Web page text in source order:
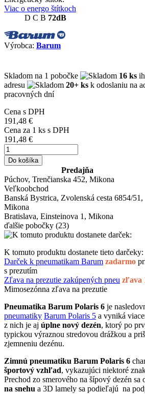
Viac o energo štítkoch
D C B 72dB
Výrobca: Barum
Skladom na 1 pobočke 16 ks
adresu
20+ ks k odoslaniu na
pracovných dní
Cena s DPH
191,48 €
Cena za 1 ks s DPH
191,48 €
Do košíka
Predajňa
Púchov, Trenčianska 452, Mikona
Veľkoobchod
Banská Bystrica, Zvolenská cesta 6854/51,
Mikona
Bratislava, Einsteinova 1, Mikona
ďalšie pobočky (23)
K tomuto produktu dostanete tieto darčeky:
Darček k pneumatikam Barum zadarmo
s prezutím
Zľava na prezutie zakúpených pneu zľava
Mimosezónna zľava na prezutie
Pneumatika Barum Polaris 6 je
pneumatiky Barum Polaris 5 a vyniká
z nich je aj úplne nový dezén, ktorý po
typickou výraznou stredovou drážkou a
zjemneniu dezénu.
Zimnú pneumatiku Barum Polaris 6
športový vzhľad, vykazujúci niektoré
Prechod zo smerového na šípový dezén sa
na snehu a 3D lamely sa podieľajú na